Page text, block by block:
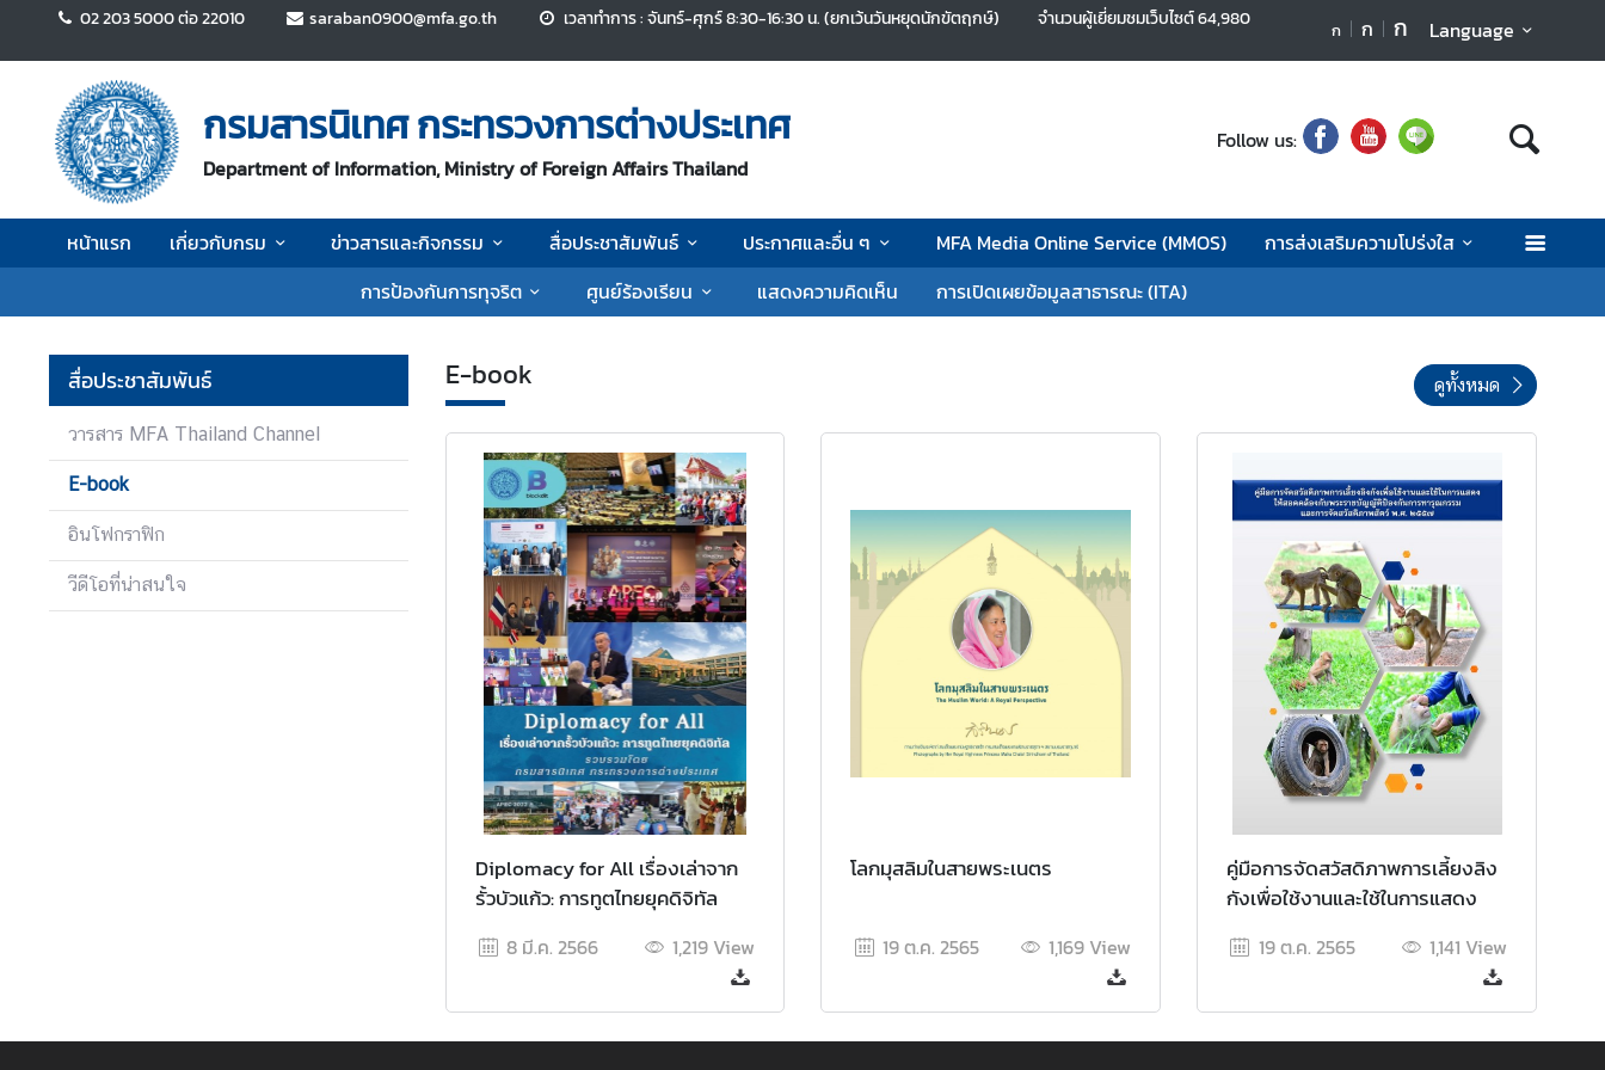
02 203 5000 ต่อ 22010 saraban0900@mfa.go.th เวลาทำการ : จันทร์-ศุกร์ 8:30-16:30 น. (ยกเว้นวันหยุดนักขัตฤกษ์) จำนวนผู้เยี่ยมชมเว็บไซต์64,980 ก ก ก Language
กรมสารนิเทศ กระทรวงการต่างประเทศ
Department of Information, Ministry of Foreign Affairs Thailand
Follow us:
หน้าแรก เกี่ยวกับกรม ข่าวสารและกิจกรรม สื่อประชาสัมพันธ์ ประกาศและอื่น ๆ MFA Media Online Service (MMOS)
การส่งเสริมความโปร่งใส
การป้องกันการทุจริต
ศูนย์ร้องเรียน แสดงความคิดเห็น การเปิดเผยข้อมูลสาธารณะ (ITA)
น้
า
แ
ก
เ
ว
กั
บ
า
สื่อประชาสัมพันธ์
วารสาร MFA Thailand Channel
E-book
อินโฟกราฟิก
วีดีโอที่น่าสนใจ
E-book ดูทั้งหมด
Diplomacy for All เรื่องเล่าจาก
รั้วบัวแก้ว: การทูตไทยยุคดิจิทัล
8 มี.ค. 2566 1,219 View
โลกมุสลิมในสายพระเนตร
19 ต.ค. 2565 1,169 View
คู่มือการจัดสวัสดิภาพการเลี้ยงลิง
กังเพื่อใช้งานและใช้ในการแสดง
19 ต.ค. 2565 1,141 View